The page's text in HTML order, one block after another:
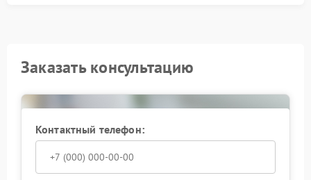
Заказать консультацию
Контактный телефон: